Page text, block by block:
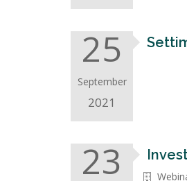
25
September
2021
23